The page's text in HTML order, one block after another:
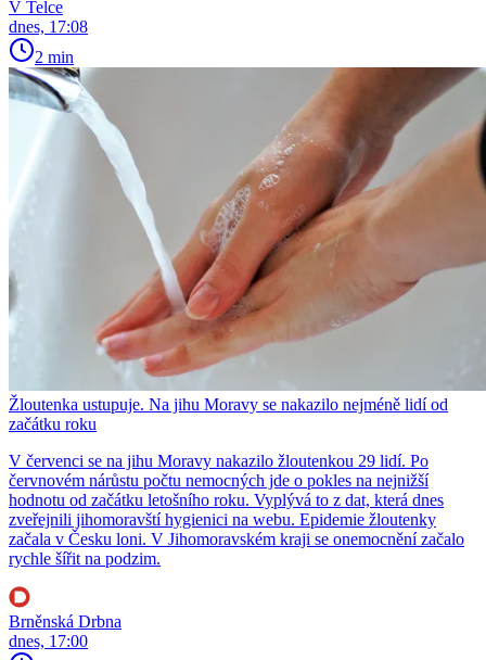
V Telce
dnes, 17:08
2 min
Žloutenka ustupuje. Na jihu Moravy se nakazilo nejméně lidí od
začátku roku
V červenci se na jihu Moravy nakazilo žloutenkou 29 lidí. Po
červnovém nárůstu počtu nemocných jde o pokles na nejnižší
hodnotu od začátku letošního roku. Vyplývá to z dat, která dnes
zveřejnili jihomoravští hygienici na webu. Epidemie žloutenky
začala v Česku loni. V Jihomoravském kraji se onemocnění začalo
rychle šířit na podzim.
Brněnská Drbna
dnes, 17:00